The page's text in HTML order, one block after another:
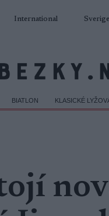
International Sverige
BIATLON KLASICKÉ